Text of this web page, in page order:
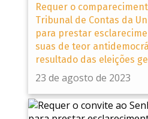
Requer o
Tribunal de Contas da
para prestar
suas de teor
resultado das eleições
23 de agosto de 2023